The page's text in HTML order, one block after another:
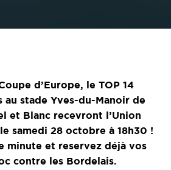
d’Europe, le TOP 14
au stade Yves-du-Manoir de
et Blanc recevront l’Union
samedi 28 octobre à 18h30 !
minute et reservez déjà vos
contre les Bordelais.